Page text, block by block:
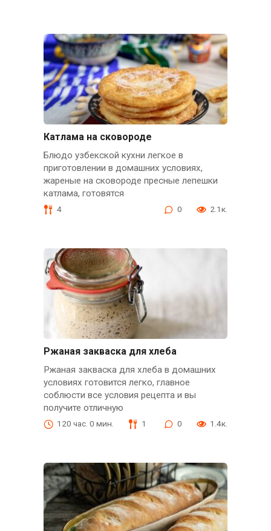
Катлама на сковороде
Блюдо узбекской кухни легкое в
приготовлении в домашних условиях,
жареные на сковороде пресные лепешки
катлама, готовятся
4 0 2.1к.
Ржаная закваска для хлеба
Ржаная закваска для хлеба в домашних
условиях готовится легко, главное
соблюсти все условия рецепта и вы
получите отличную
120 час. 0 мин. 1 0 1.4к.